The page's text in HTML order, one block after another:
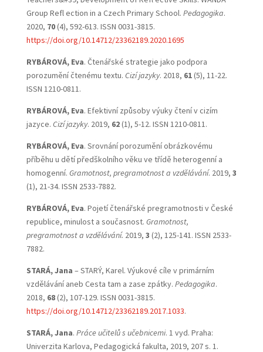
Group Refl ection in a Czech Primary School. Pedagogika.
2020, 70(4), 592-613. ISSN 0031-3815.
https://doi.org/10.14712/23362189.2020.1695
RYBÁROVÁ, Eva. Čtenářské strategie jako podpora
porozumění čtenému textu. Cizí jazyky. 2018, 61(5), 11-22.
ISSN 1210-0811.
RYBÁROVÁ, Eva. Efektivní způsoby výuky čtení v cizím
jazyce. Cizí jazyky. 2019, 62(1), 5-12. ISSN 1210-0811.
RYBÁROVÁ, Eva. Srovnání porozumění obrázkovému
příběhu u dětí předškolního věku ve třídě heterogenní a
homogenní. Gramotnost, pregramotnost a vzdělávání. 2019, 3
(1), 21-34. ISSN 2533-7882.
RYBÁROVÁ, Eva. Pojetí čtenářské pregramotnosti v České
republice, minulost a současnost. Gramotnost,
pregramotnost a vzdělávání. 2019, 3 (2), 125-141. ISSN 2533-
7882.
STARÁ, Jana – STARÝ, Karel. Výukové cíle v primárním
vzdělávání aneb Cesta tam a zase zpátky. Pedagogika.
2018, 68(2), 107-129. ISSN 0031-3815.
https://doi.org/10.14712/23362189.2017.1033.
STARÁ, Jana. Práce učitelů s učebnicemi. 1 vyd. Praha:
Univerzita Karlova, Pedagogická fakulta, 2019, 207 s. 1.